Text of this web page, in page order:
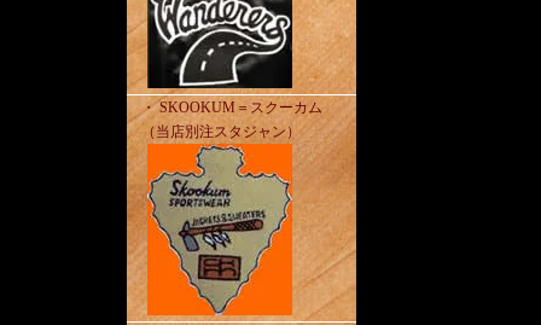
・ SKOOKUM＝スクーカム
（当店別注スタジャン）